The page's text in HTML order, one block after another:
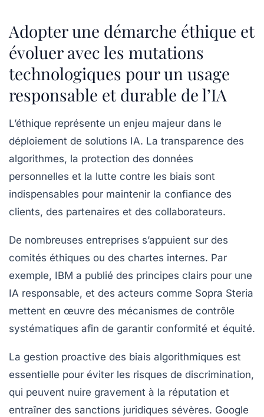
Adopter une démarche éthique et
évoluer avec les mutations
technologiques pour un usage
responsable et durable de l’IA
L’éthique représente un enjeu majeur dans le
déploiement de solutions IA. La transparence des
algorithmes, la protection des données
personnelles et la lutte contre les biais sont
indispensables pour maintenir la confiance des
clients, des partenaires et des collaborateurs.
De nombreuses entreprises s’appuient sur des
comités éthiques ou des chartes internes. Par
exemple, IBM a publié des principes clairs pour une
IA responsable, et des acteurs comme Sopra Steria
mettent en œuvre des mécanismes de contrôle
systématiques afin de garantir conformité et équité.
La gestion proactive des biais algorithmiques est
essentielle pour éviter les risques de discrimination,
qui peuvent nuire gravement à la réputation et
entraîner des sanctions juridiques sévères. Google